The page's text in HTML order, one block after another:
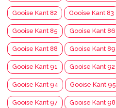
Gooise Kant 82 Gooise Kant 83
Gooise Kant 85 Gooise Kant 86
Gooise Kant 88 Gooise Kant 89
Gooise Kant 91 Gooise Kant 92
Gooise Kant 94 Gooise Kant 95
Gooise Kant 97 Gooise Kant 98